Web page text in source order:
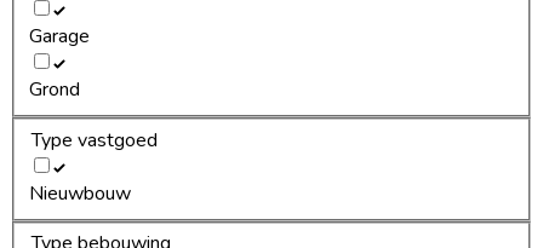
Garage
Grond
Type vastgoed
Nieuwbouw